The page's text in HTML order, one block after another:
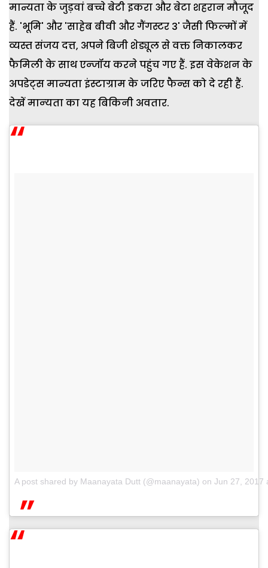
मान्यता के जुड़वां बच्चे बेटी इकरा और बेटा शहरान मौजूद
हैं. 'भूमि' और 'साहेब बीवी और गैंगस्‍टर 3' जैसी फिल्मों में
व्यस्त संजय दत्त, अपने बिजी शेड्यूल से वक्त निकालकर
फैमिली के साथ एन्जॉय करने पहुंच गए हैं. इस वेकेशन के
अपडेट्स मान्यता इंस्टाग्राम के जरिए फैन्स को दे रही हैं.
देखें मान्‍यता का यह बिकिनी अवतार.
A post shared by Maanayata Dutt (@maanayata) on Jun 27, 2017